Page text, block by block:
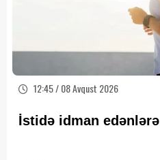
12:45 / 08 Avqust 2026
İstidə idman edənlərə